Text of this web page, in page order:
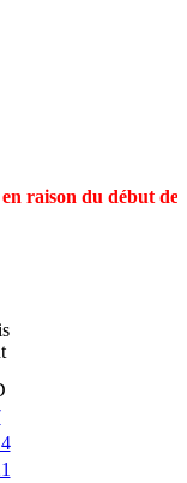
raison du début